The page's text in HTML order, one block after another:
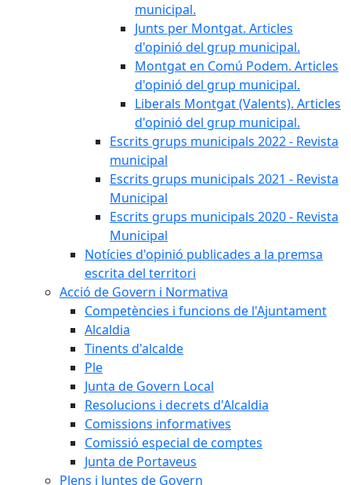
municipal.
Junts per Montgat. Articles
d'opinió del grup municipal.
Montgat en Comú Podem. Articles
d'opinió del grup municipal.
Liberals Montgat (Valents). Articles
d'opinió del grup municipal.
Escrits grups municipals 2022 - Revista
municipal
Escrits grups municipals 2021 - Revista
Municipal
Escrits grups municipals 2020 - Revista
Municipal
Notícies d'opinió publicades a la premsa
escrita del territori
Acció de Govern i Normativa
Competències i funcions de l'Ajuntament
Alcaldia
Tinents d'alcalde
Ple
Junta de Govern Local
Resolucions i decrets d'Alcaldia
Comissions informatives
Comissió especial de comptes
Junta de Portaveus
Plens i Juntes de Govern